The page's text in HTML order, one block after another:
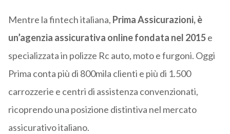
Mentre la fintech italiana, Prima Assicurazioni, è
un’agenzia assicurativa online fondata nel 2015e
specializzata in polizze Rc auto, moto e furgoni. Oggi
Prima conta più di 800mila clienti e più di 1.500
carrozzerie e centri di assistenza convenzionati,
ricoprendo una posizione distintiva nel mercato
assicurativo italiano.